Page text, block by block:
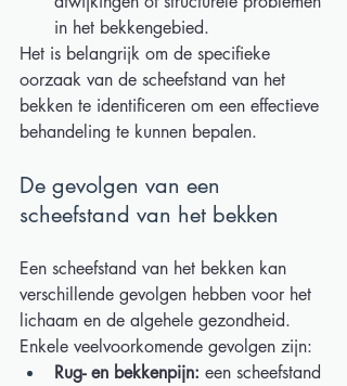
in het bekkengebied.
Het is belangrijk om de specifieke
oorzaak van de scheefstand van het
bekken te identificeren om een effectieve
behandeling te kunnen bepalen.
De gevolgen van een
scheefstand van het bekken
Een scheefstand van het bekken kan
verschillende gevolgen hebben voor het
lichaam en de algehele gezondheid.
Enkele veelvoorkomende gevolgen zijn:
Rug- en bekkenpijn: een scheefstand